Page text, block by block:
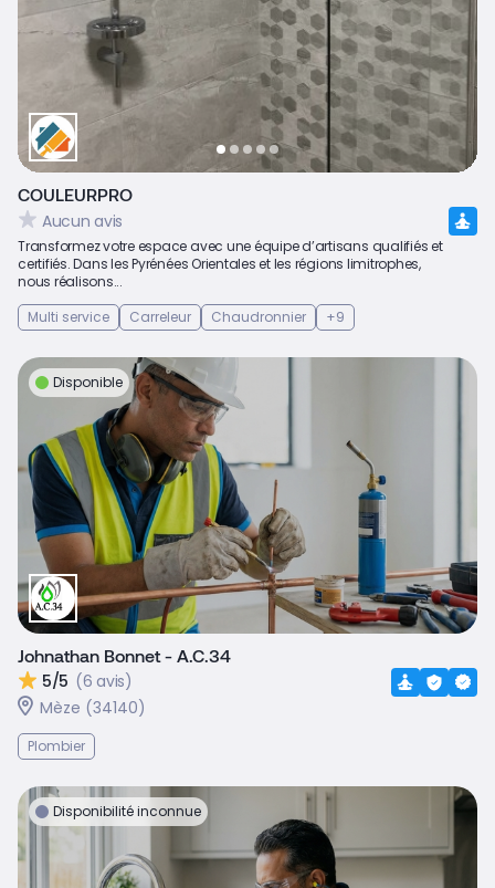
COULEURPRO
Aucun avis
Transformez votre espace avec une équipe d’artisans qualifiés et
certifiés. Dans les Pyrénées Orientales et les régions limitrophes,
nous réalisons...
Multi service
Carreleur Chaudronnier +9
Disponible
Johnathan Bonnet - A.C.34
5/5 (6 avis)
Mèze (34140)
Plombier
Disponibilité inconnue